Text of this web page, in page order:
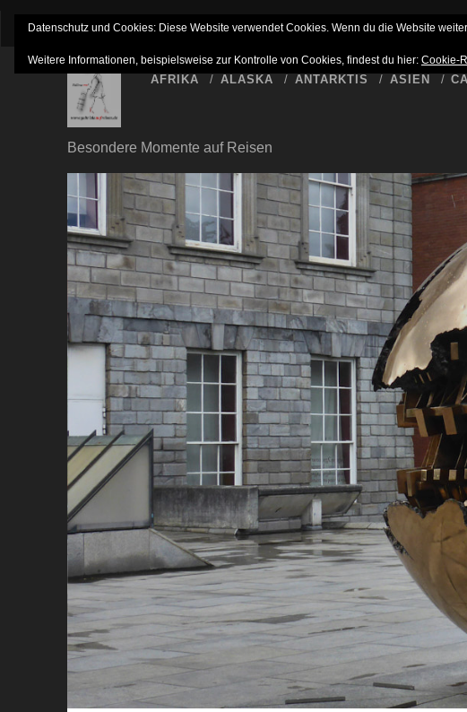
IMPRESSUM NETTIQUETTE HAFTUNGSAUSSCHLUSS
Besondere Momente auf Reisen
AFRIKA ALASKA ANTARKTIS ASIEN
Datenschutz und Cookies: Diese Website verwendet Cookies. Wenn du die Website
Weitere Informationen, beispielsweise zur Kontrolle von Cookies, findest du hier: Cookie-